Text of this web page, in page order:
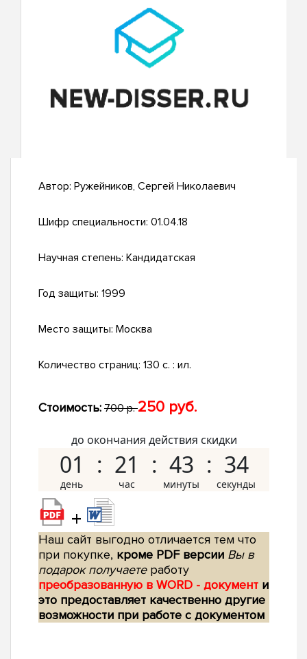
Автор: Ружейников, Сергей Николаевич
Шифр специальности: 01.04.18
Научная степень: Кандидатская
Год защиты: 1999
Место защиты: Москва
Количество страниц: 130 с. : ил.
Стоимость: 700 р.250 руб.
до окончания действия скидки
01 21 43 33
+
Наш сайт выгодно отличается тем что
при покупке, кроме PDF версии Вы в
подарок получаетеработу
преобразованную в WORD - документ и
это предоставляет качественно другие
возможности при работе с документом